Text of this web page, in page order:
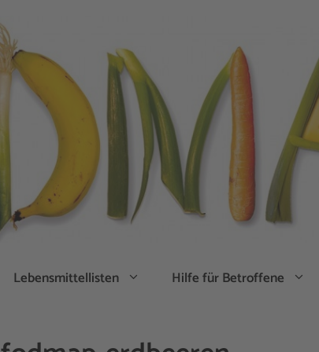
Lebensmittellisten Hilfe für Betroffene